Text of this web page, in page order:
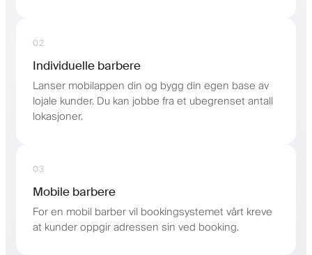
02
Individuelle barbere
Lanser mobilappen din og bygg din egen base av
lojale kunder. Du kan jobbe fra et ubegrenset antall
lokasjoner.
03
Mobile barbere
For en mobil barber vil bookingsystemet vårt kreve
at kunder oppgir adressen sin ved booking.